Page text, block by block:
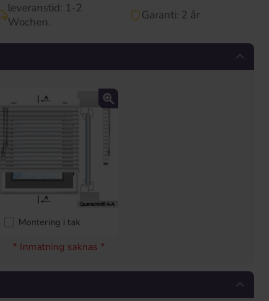
leveranstid: 1-2
Wochen.
Garanti: 2 år
Montering i tak
* Inmatning saknas *